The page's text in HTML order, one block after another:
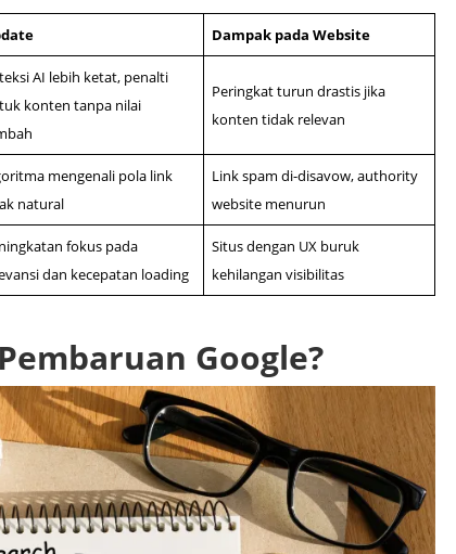
Dampak pada Website
AI lebih ketat, penalti
konten tanpa nilai
Peringkat turun drastis jika
konten tidak relevan
mengenali pola link
natural
Link spam di-disavow, authority
website menurun
fokus pada
dan kecepatan loading
Situs dengan UX buruk
kehilangan visibilitas
Google?